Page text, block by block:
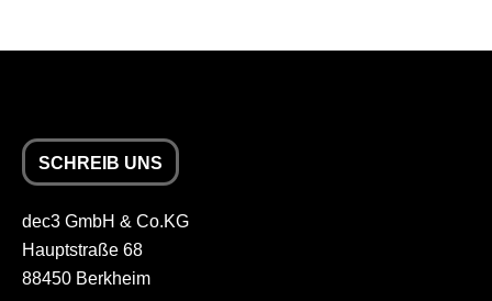
SCHREIB UNS
dec3 GmbH & Co.KG
Hauptstraße 68
88450 Berkheim